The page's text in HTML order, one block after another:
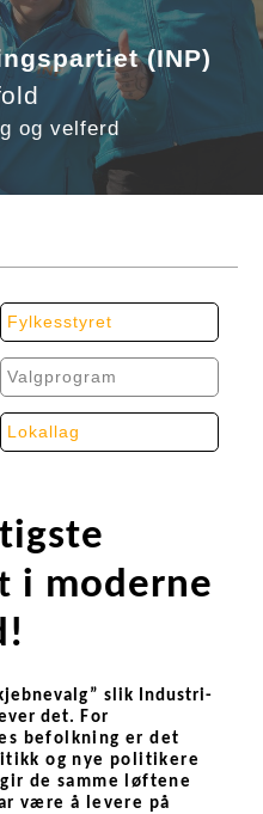
(INP)
og velferd
Fylkesstyret
Valgprogram
Lokallag
i moderne
slik Industri-
det. For
befolkning er det
og nye politikere
de samme løftene
være å levere på